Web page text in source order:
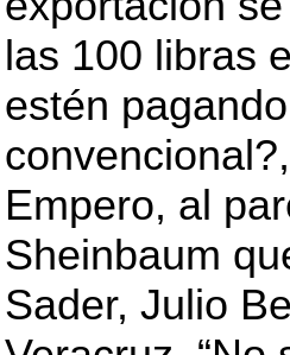
las 100 libras
estén
Empero, al
Sheinbaum
Sader, Julio